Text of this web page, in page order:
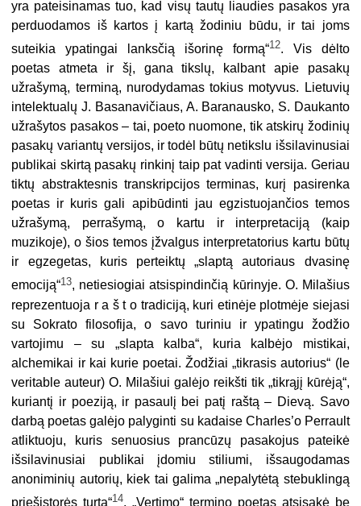
yra pateisinamas tuo, kad visų tautų liaudies pasakos yra
perduodamos iš kartos į kartą žodiniu būdu, ir tai joms
suteikia ypatingai lanksčią išorinę formą“12. Vis dėlto
poetas atmeta ir šį, gana tikslų, kalbant apie pasakų
užrašymą, terminą, nurodydamas tokius motyvus. Lietuvių
intelektualų J. Basanavičiaus, A. Baranausko, S. Daukanto
užrašytos pasakos – tai, poeto nuomone, tik atskirų žodinių
pasakų variantų versijos, ir todėl būtų netikslu išsilavinusiai
publikai skirtą pasakų rinkinį taip pat vadinti versija. Geriau
tiktų abstraktesnis transkripcijos terminas, kurį pasirenka
poetas ir kuris gali apibūdinti jau egzistuojančios temos
užrašymą, perrašymą, o kartu ir interpretaciją (kaip
muzikoje), o šios temos įžvalgus interpretatorius kartu būtų
ir egzegetas, kuris perteiktų „slaptą autoriaus dvasinę
emociją“13, netiesiogiai atsispindinčią kūrinyje. O. Milašius
reprezentuoja r a š t o tradiciją, kuri etinėje plotmėje siejasi
su Sokrato filosofija, o savo turiniu ir ypatingu žodžio
vartojimu – su „slapta kalba“, kuria kalbėjo mistikai,
alchemikai ir kai kurie poetai. Žodžiai „tikrasis autorius“ (le
veritable auteur) O. Milašiui galėjo reikšti tik „tikrąjį kūrėją“,
kuriantį ir poeziją, ir pasaulį bei patį raštą – Dievą. Savo
darbą poetas galėjo palyginti su kadaise Charles’o Perrault
atliktuoju, kuris senuosius prancūzų pasako­jus pateikė
išsilavinusiai publikai įdomiu stiliumi, išsaugodamas
anoniminių autorių, kiek tai galima „nepalytėtą stebuklingą
priešistorės turtą“14. „Vertimo“ termino poetas atsisakė be